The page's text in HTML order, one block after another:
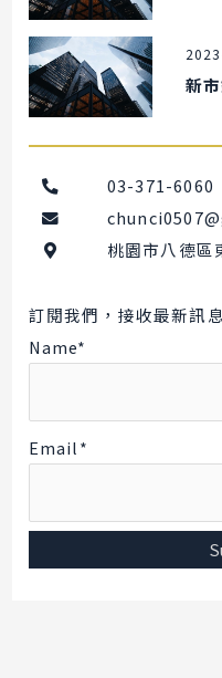
新
03-371-6060
桃園市八德區
訂閱我們，接收最新訊
Name*
Email*